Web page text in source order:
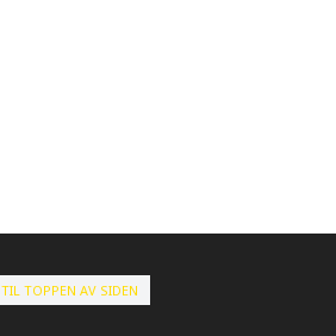
TIL TOPPEN AV SIDEN